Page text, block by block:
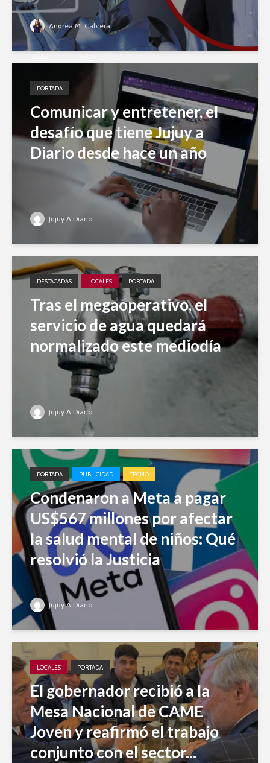
Andrea M. Cabrera
PORTADA
Comunicar y entretener, el
desafío que tiene Jujuy a
Diario desde hace un año
Jujuy A Diario
DESTACADAS LOCALES PORTADA
Tras el megaoperativo, el
servicio de agua quedará
normalizado este mediodía
Jujuy A Diario
PORTADA PUBLICIDAD TECNO
Condenaron a Meta a pagar
US$567 millones por afectar
la salud mental de niños: Qué
resolvió la Justicia
Jujuy A Diario
LOCALES PORTADA
El gobernador recibió a la
Mesa Nacional de CAME
Joven y reafirmó el trabajo
conjunto con el sector...